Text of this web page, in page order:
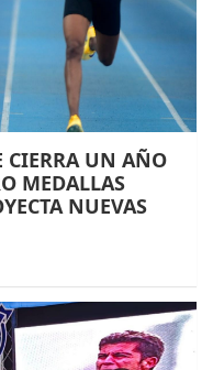
CIERRA UN AÑO
MEDALLAS
NUEVAS